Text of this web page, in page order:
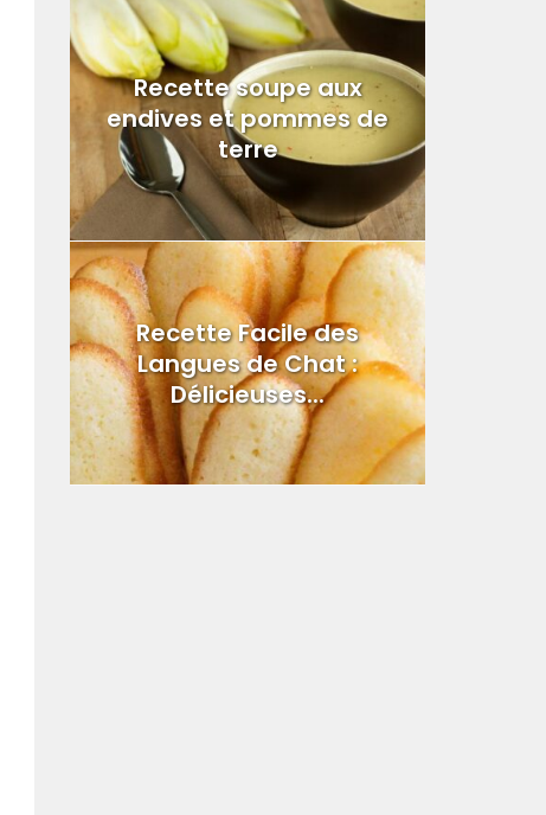
Recette soupe aux
endives et pommes de
terre
Recette Facile des
Langues de Chat :
Délicieuses...